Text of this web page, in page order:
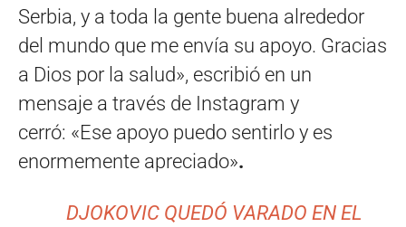
Serbia, y a toda la gente buena alrededor
del mundo que me envía su apoyo. Gracias
a Dios por la salud», escribió en un
mensaje a través de Instagram y
cerró: «Ese apoyo puedo sentirlo y es
enormemente apreciado».
DJOKOVIC QUEDÓ VARADO EN EL